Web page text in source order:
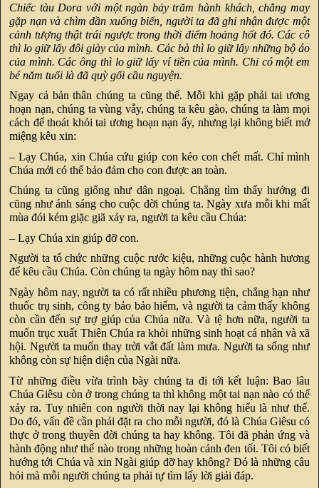
Chiếc tàu Dora với một ngàn bảy trăm hành khách, chẳng may
gặp nạn và chìm dần xuống biển, người ta đã ghi nhận được một
cảnh tượng thật trái ngược trong thời điểm hoảng hốt đó. Các cô
thì lo giữ lấy đôi giày của mình. Các bà thì lo giữ lấy những bộ áo
của mình. Các ông thì lo giữ lấy ví tiền của mình. Chỉ có một em
bé năm tuổi là đã quỳ gối cầu nguyện.
Ngay cả bản thân chúng ta cũng thế. Mỗi khi gặp phải tai ương
hoạn nạn, chúng ta vùng vẫy, chúng ta kêu gào, chúng ta làm mọi
cách để thoát khỏi tai ương hoạn nạn ấy, nhưng lại không biết mở
miệng kêu xin:
– Lạy Chúa, xin Chúa cứu giúp con kẻo con chết mất. Chỉ mình
Chúa mới có thể bảo đảm cho con được an toàn.
Chúng ta cũng giống như dân ngoại. Chẳng tìm thấy hướng đi
cũng như ánh sáng cho cuộc đời chúng ta. Ngày xưa mỗi khi mất
mùa đói kém giặc giã xảy ra, người ta kêu cầu Chúa:
– Lạy Chúa xin giúp đỡ con.
Người ta tổ chức những cuộc rước kiệu, những cuộc hành hương
để kêu cầu Chúa. Còn chúng ta ngày hôm nay thì sao?
Ngày hôm nay, người ta có rất nhiều phương tiện, chẳng hạn như
thuốc trụ sinh, công ty bảo bảo hiểm, và người ta cảm thấy không
còn cần đến sự trợ giúp của Chúa nữa. Và tệ hơn nữa, người ta
muốn trục xuất Thiên Chúa ra khỏi những sinh hoạt cá nhân và xã
hội. Người ta muốn thay trời vắt đất làm mưa. Người ta sống như
không còn sự hiện diện của Ngài nữa.
Từ những điều vừa trình bày chúng ta đi tới kết luận: Bao lâu
Chúa Giêsu còn ở trong chúng ta thì không một tai nạn nào có thể
xảy ra. Tuy nhiên con người thời nay lại không hiểu là như thế.
Do đó, vấn đề cần phải đặt ra cho mỗi người, đó là Chúa Giêsu có
thực ở trong thuyền đời chúng ta hay không. Tôi đã phản ứng và
hành động như thế nào trong những hoàn cảnh đen tối. Tôi có biết
hướng tới Chúa và xin Ngài giúp đỡ hay không? Đó là những câu
hỏi mà mỗi người chúng ta phải tự tìm lấy lời giải đáp.